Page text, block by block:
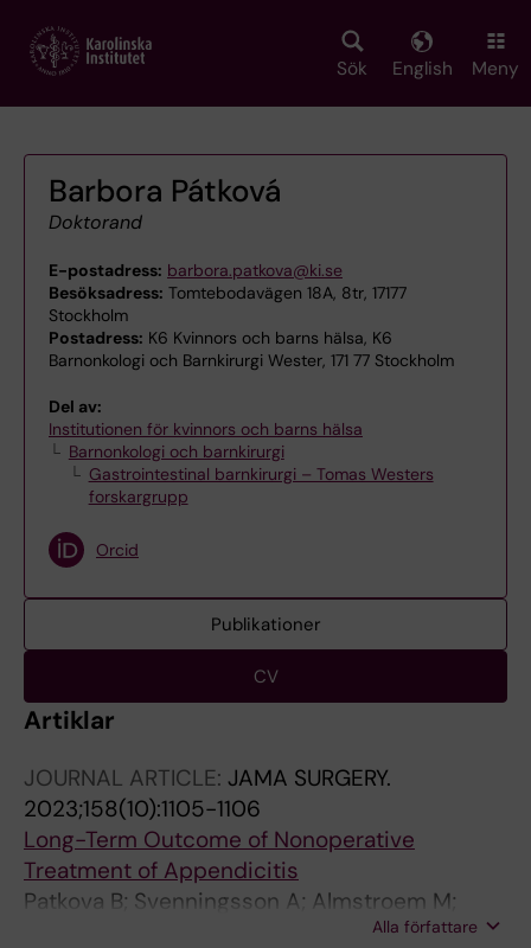
main
Sök English Meny
Barbora Pátková
Doktorand
E-postadress: barbora.patkova@ki.se
Besöksadress: Tomtebodavägen 18A, 8tr, 17177
Stockholm
Postadress: K6 Kvinnors och barns hälsa, K6
Barnonkologi och Barnkirurgi Wester, 171 77 Stockholm
Del av:
Institutionen för kvinnors och barns hälsa
Barnonkologi och barnkirurgi
Gastrointestinal barnkirurgi – Tomas Westers
forskargrupp
Orcid
Publikationer
CV
Artiklar
JOURNAL ARTICLE: JAMA SURGERY.
2023;158(10):1105-1106
Long-Term Outcome of Nonoperative
Treatment of Appendicitis
Patkova B; Svenningsson A; Almstroem M;
Svensson JF; Eriksson S; Wester T; Eaton S
Alla författare